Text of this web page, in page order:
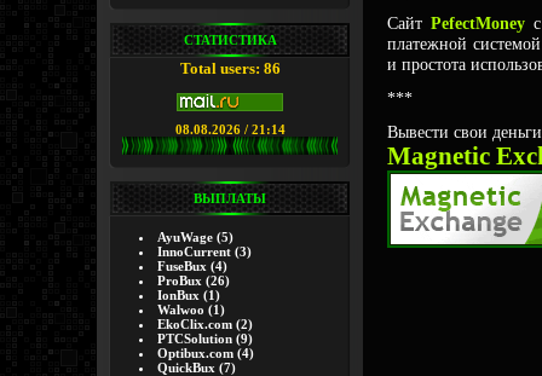
СТАТИСТИКА
Total users: 86
08.08.2026 / 21:14
ВЫПЛАТЫ
AyuWage (5)
InnoCurrent (3)
FuseBux (4)
ProBux (26)
IonBux (1)
Walwoo (1)
EkoClix.com (2)
PTCSolution (9)
Optibux.com (4)
QuickBux (7)
Сайт PefectMoney
платежной
и простота
***
Вывести свои
Magnetic